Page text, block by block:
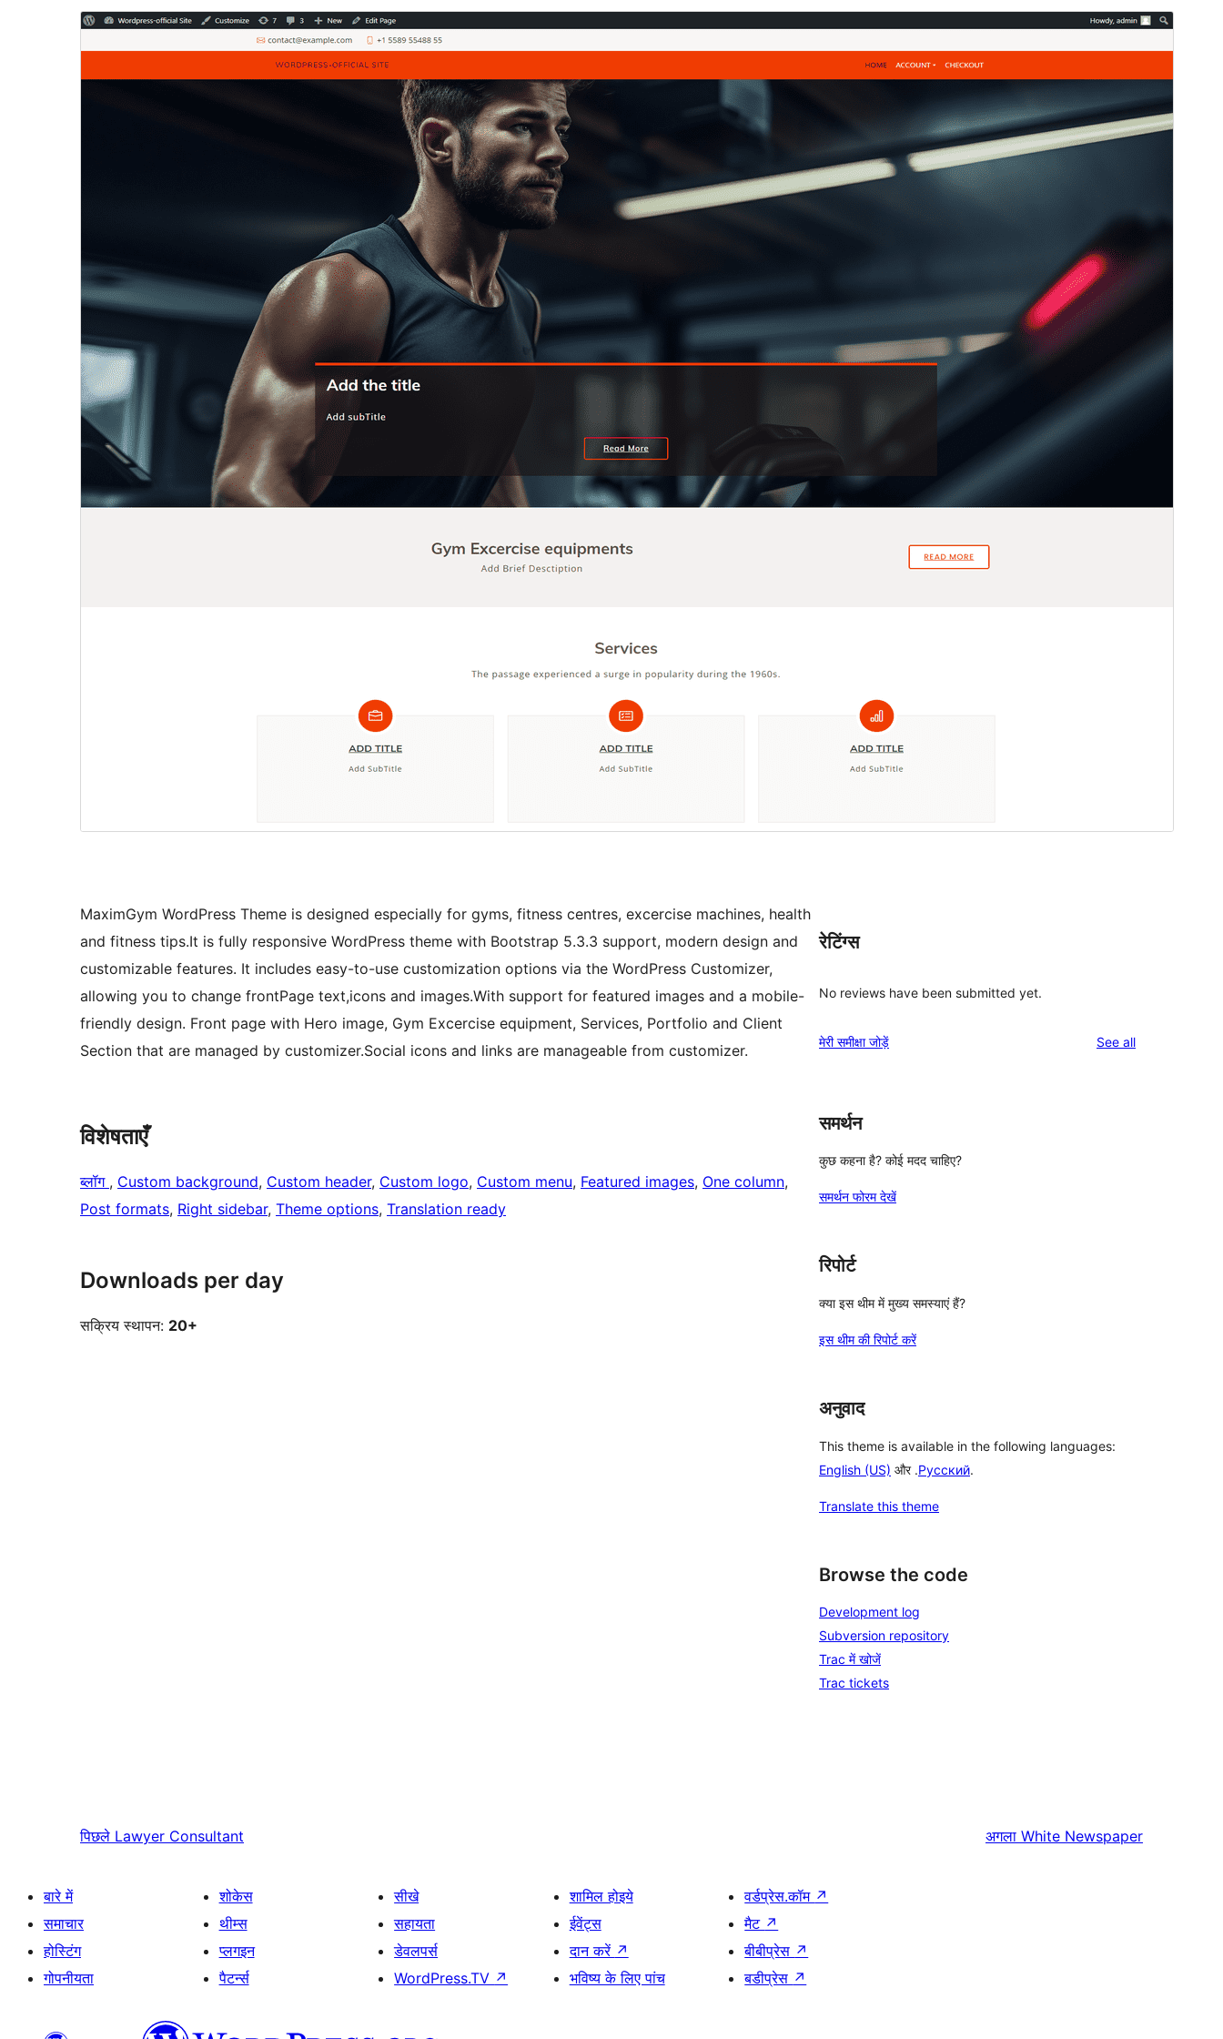
पूर्व संवीक्षाडाउनलोड
अंतिम अपडेट किया
नवम्बर 12, 2024
20+
WordPress version
5.8
PHP version
MaximGym WordPress Theme is designed especially for gyms, fitness centres, excercise machines, health
and fitness tips.It is fully responsive WordPress theme with Bootstrap 5.3.3 support, modern design and
customizable features. It includes easy-to-use customization options via the WordPress Customizer,
allowing you to change frontPage text,icons and images.With support for featured images and a mobile-
friendly design. Front page with Hero image, Gym Excercise equipment, Services, Portfolio and Client
Section that are managed by customizer.Social icons and links are manageable from customizer.
विशेषताएँ
ब्लॉग , Custom background, Custom header, Custom logo, Custom menu, Featured images, One column
Post formats, Right sidebar, Theme options, Translation ready
Downloads per day
सक्रिय स्थापन: 20+
रेटिंग्स
No reviews have been submitted yet.
मेरी समीक्षा जोड़ें See allreviews
समर्थन
कुछ कहना है? कोई मदद चाहिए?
समर्थन फोरम देखें
रिपोर्ट
क्या इस थीम में मुख्य समस्याएं हैं?
इस थीम की रिपोर्ट करें
अनुवाद
This theme is available in the following languages:
English (US) और .Русский.
Translate this theme
Browse the code
Development log
Subversion repository
Trac में खोजें
Trac tickets
पिछले Lawyer Consultant अगला White Newspaper
बारे में
समाचार
होस्टिंग
गोपनीयता
शोकेस
थीम्स
प्लगइन
पैटर्न्स
सीखे
सहायता
डेवलपर्स
WordPress.TV ↗
शामिल होइये
ईवेंट्स
दान करें ↗
भविष्य के लिए पांच
वर्डप्रेस.कॉम ↗
मैट ↗
बीबीप्रेस ↗
बडीप्रेस ↗